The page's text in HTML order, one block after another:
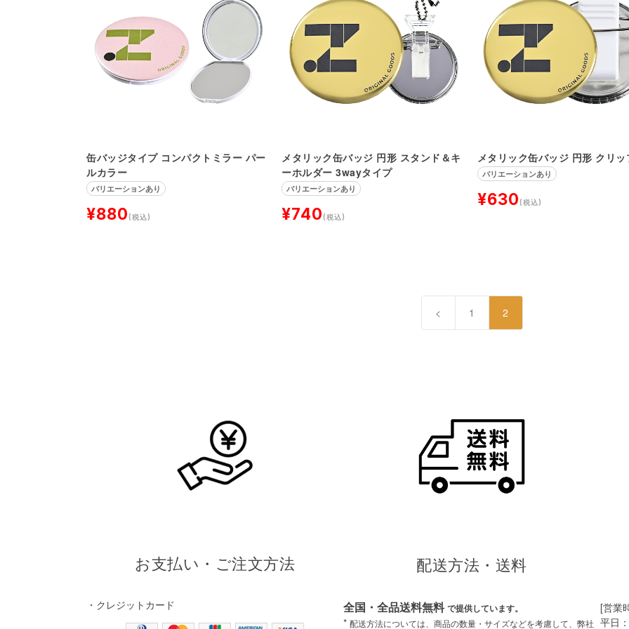
缶バッジタイプ コンパクトミラー パー
ルカラー
バリエーションあり
¥880(税込)
メタリック缶バッジ 円形 スタンド＆キ
ーホルダー 3wayタイプ
バリエーションあり
¥740(税込)
メタリック缶バッジ 円形 クリ
バリエーションあり
¥630(税込)
< 1 2
お支払い・ご注文方法
・クレジットカード
配送方法・送料
全国・全品送料無料 で提供しています。
* 配送方法については、商品の数量・サイズなどを考慮して、弊社
[営業
平日